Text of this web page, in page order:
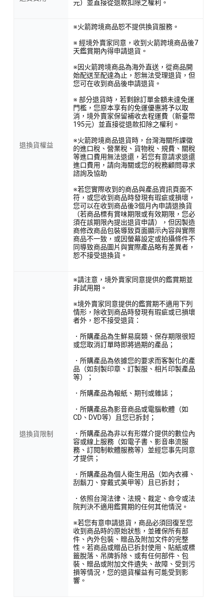
元）並直接從退款扣除之權利。
退換貨權益
※火箭跨境商品恕不提供換貨服務。
※ 經境外賣家同意，收到火箭跨境商品後7
天鑑賞期內得申請退貨。
※因火箭跨境商品為海外直送，從商品開
始配送至配達為止，恕無法受理退貨，但
您可在收到商品後申請退貨。
※ 部分退貨時，若剩餘訂單金額未達免運
門檻，您原本享有的免運優惠將予以取
消，境外賣家保留補收去程運費（新臺幣
195元）並直接從退款扣除之權利。
※火箭跨境商品退貨時，台灣海關所課徵
的進口稅、營業稅、貨物稅、規費、關稅
等進口費用無法退還，若您有意請求退還
進口費用，請向海關或您的稅務顧問尋求
諮詢及協助
※若您實際收到的商品與產品資訊頁面不
符，或您收到商品時發現有瑕疵或損壞，
您可以在收到商品後3個月內申請退換貨
（若商品標有賞味期限或有效期限，您必
須在該期限內提出退貨申請），但因製造
商修改商品包裝導致頁面顯示內容與實際
商品不一致，或因螢幕設定或拍攝條件不
同導致商品圖片與實際產品略有差異者，
恕不接受退換貨。
退換貨限制
※請注意，境外賣家同意提供的鑑賞期並
非試用期。
※境外賣家同意提供的鑑賞期不適用下列
情形，除收到商品時發現有瑕疵或已損壞
者外，恕不接受退貨：
．所購產品為生鮮易腐類、保存期限很短
或您取消訂單時即將過期的產品；
．所購產品為依據您的要求而客製化的產
品（如刻製印章、訂製服、相片印製產品
等）；
．所購產品為報紙、期刊或雜誌；
．所購產品為影音商品或電腦軟體（如
CD、DVD等）且您已拆封；
．所購產品為非以有形媒介提供的數位內
容或線上服務（如電子書、影音串流服
務、訂閱制軟體服務等）並經您事先同意
才提供；
．所購產品為個人衛生用品（如內衣褲、
刮鬍刀、穿戴式美甲等）且已拆封；
．依照台灣法律、法規、裁定、命令或法
院判決不適用鑑賞期的任何其他情況。
※若您有意申請退貨，商品必須回復至您
收到商品時的原始狀態，並確保所有部
件、內外包裝、贈品及附加文件的完整
性。若商品或贈品已拆封使用、貼紙或標
籤脫落、吊牌拆除、或有任何部件、包
裝、贈品或附加文件遺失、故障、受到污
損等情況，您的退貨權益有可能受到影
響。